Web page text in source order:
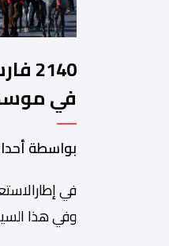
في موسم
بواسطة
في
وفي هذا